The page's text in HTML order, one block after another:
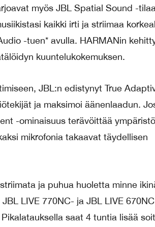
myös JBL Spatial Sound -
kaikki irti ja striimaa
-tuen* avulla. HARMANin
kuuntelukokemuksen.
JBL:n edistynyt True
ja maksimoi äänenlaadun.
-ominaisuus terävöittää
mikrofonia takaavat täydellisen
ja puhua huoletta minne
LIVE 770NC- ja JBL LIVE
saat 4 tuntia lisää